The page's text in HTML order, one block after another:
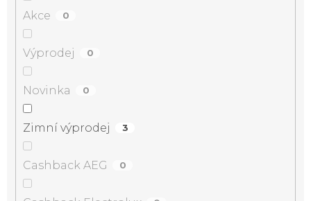
Akce 0
Výprodej 0
Novinka 0
Zimní výprodej 3
Cashback AEG 0